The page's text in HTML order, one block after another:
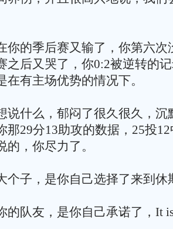
的季后赛又输了，你第六次
之后又哭了，你0:2被逆转的
在有主场优势的情况下。
什么，郁闷了很久很久，沉
那29分13助攻的数据，25投
，你尽力了。
子，是你自己选择了来到休
队友，是你自己承诺了，It is